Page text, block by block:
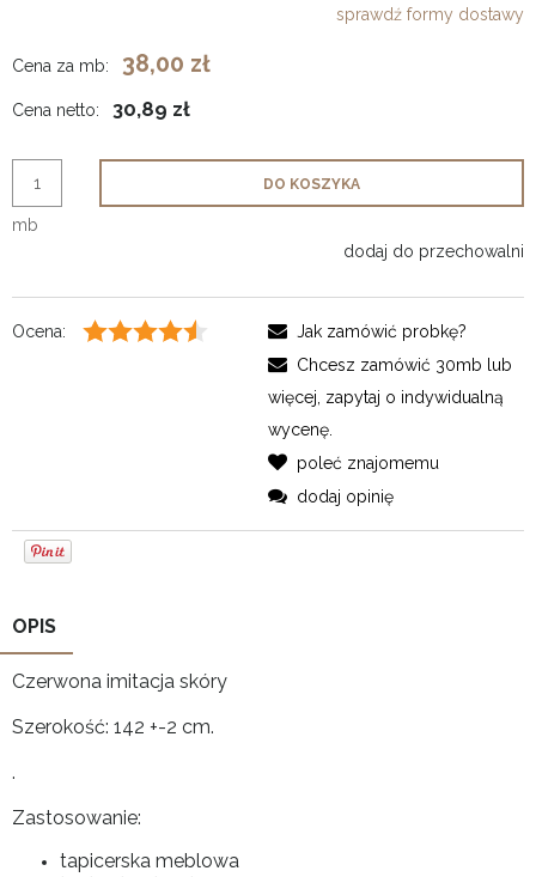
Cena nie zawiera ewentualnych kosztów płatności
sprawdź formy dostawy
Cena za mb: 38,00 zł
Cena netto: 30,89 zł
mb
DO KOSZYKA
dodaj do przechowalni
Ocena:
Jak zamówić probkę?
Chcesz zamówić 30mb lub
więcej, zapytaj o indywidualną
wycenę.
poleć znajomemu
dodaj opinię
OPIS
Czerwona imitacja skóry
Szerokość: 142 +-2 cm.
.
Zastosowanie:
tapicerska meblowa